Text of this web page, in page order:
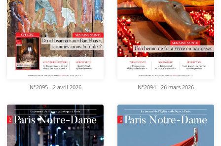
N°2095 - 2 avril 2026 N°2094 - 26 mars 2026